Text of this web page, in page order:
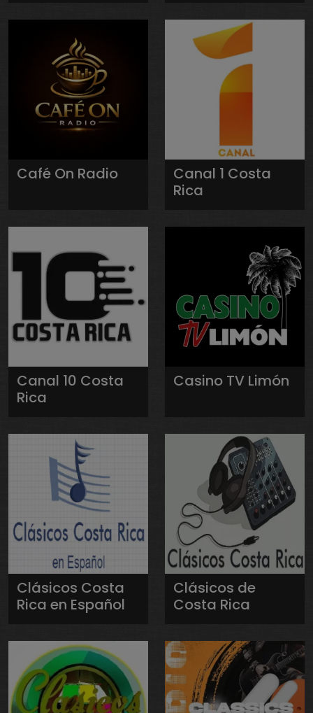
Café On Radio
Canal 1 Costa
Rica
Canal 10 Costa
Rica
Casino TV Limón
Clásicos Costa
Rica en Español
Clásicos de
Costa Rica